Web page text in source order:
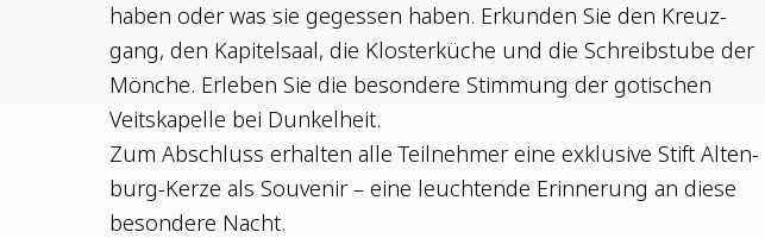
haben oder was sie geges­sen haben. Erkun­den Sie den Kreuz­
gang, den Kapi­tel­saal, die Klos­ter­kü­che und die Schreib­stu­be der
Mön­che. Erle­ben Sie die beson­de­re Stim­mung der goti­schen
Veits­ka­pel­le bei Dunkelheit.
Zum Abschluss erhal­ten alle Teil­neh­mer eine exklu­si­ve Stift Alten­
burg-Ker­ze als Sou­ve­nir – eine leuch­ten­de Erin­ne­rung an die­se
beson­de­re Nacht.